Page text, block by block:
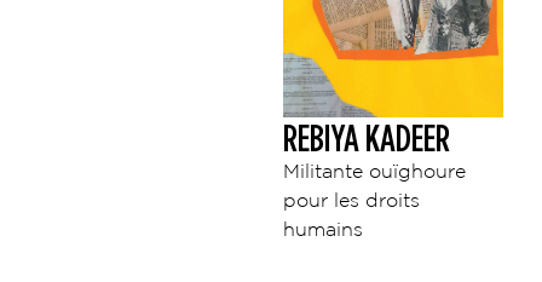
REBIYA KADEER
Militante ouïghoure
pour les droits
humains